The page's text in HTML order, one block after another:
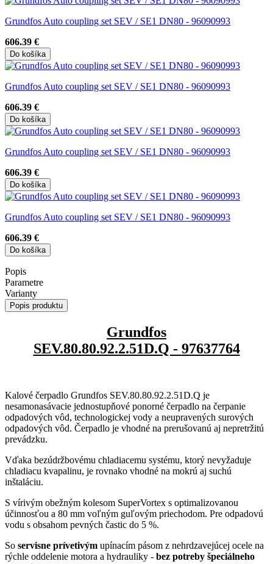
Grundfos Auto coupling set SEV / SE1 DN80 - 96090993
606.39 €
Do košíka
Grundfos Auto coupling set SEV / SE1 DN80 - 96090993
606.39 €
Do košíka
Grundfos Auto coupling set SEV / SE1 DN80 - 96090993
606.39 €
Do košíka
Grundfos Auto coupling set SEV / SE1 DN80 - 96090993
606.39 €
Do košíka
Popis
Parametre
Varianty
Popis produktu
Grundfos
SEV.80.80.92.2.51D.Q - 97637764
Kalové čerpadlo Grundfos SEV.80.80.92.2.51D.Q je
nesamonasávacie jednostupňové ponorné čerpadlo na čerpanie
odpadových vôd, technologickej vody a neupravených surových
odpadových vôd. Čerpadlo je vhodné na prerušovanú aj nepretržitú
prevádzku.
Vďaka bezúdržbovému chladiacemu systému, ktorý nevyžaduje
chladiacu kvapalinu, je rovnako vhodné na mokrú aj suchú
inštaláciu.
S vírivým obežným kolesom SuperVortex s optimalizovanou
účinnosťou a 80 mm voľným guľovým priechodom. Pre odpadovú
vodu s obsahom pevných častic do 5 %.
So servisne prívetivým upínacím pásom z nehrdzavejúcej ocele na
rýchle oddelenie motora a hydrauliky - bez potreby špeciálneho